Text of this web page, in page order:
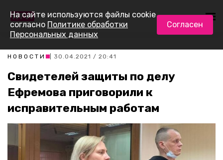
НОВОСТИ | 30.04.2021 / 20:41
Свидетелей защиты по делу
Ефремова приговорили к
исправительным работам
На сайте используются файлы cookie
согласно Политике обработки
Персональных данных
Согласен